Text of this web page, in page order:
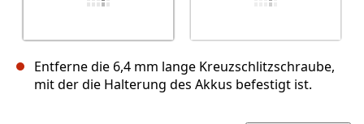
Entferne die 6,4 mm lange Kreuzschlitzschraube,
mit der die Halterung des Akkus befestigt ist.